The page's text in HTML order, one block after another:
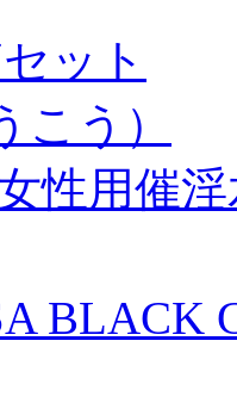
ット
こう）
性用催
BLACK